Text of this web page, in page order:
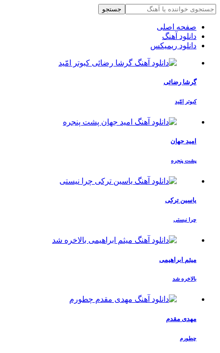
جستجو
صفحه اصلی
دانلود آهنگ
دانلود ریمیکس
گرشا رضائی
کبوتر امّید
امید جهان
پشت پنجره
یاسین ترکی
چرا نیستی
میثم ابراهیمی
بالاخره شد
مهدی مقدم
چطورم